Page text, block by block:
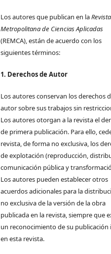
Los autores que publican en laRevista
Metropolitana de Ciencias Aplicadas
(REMCA), están de acuerdo con los
siguientes términos:
1. Derechos de Autor
Los autores conservan los derechos
autor sobre sus trabajos sin
Los autores otorgan a la revista el
de primera publicación. Para ello,
revista, de forma no exclusiva, los
de explotación (reproducción,
comunicación pública y
Los autores pueden establecer otros
acuerdos adicionales para la
no exclusiva de la versión de la obra
publicada en la revista, siempre que
un reconocimiento de su publicación
en esta revista.